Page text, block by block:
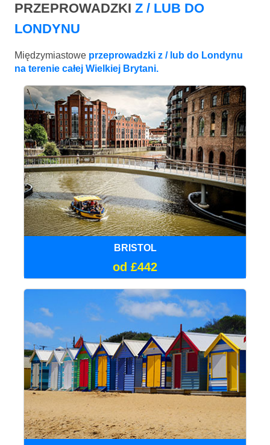
PRZEPROWADZKI Z / LUB DO
LONDYNU
Międzymiastowe przeprowadzki z / lub do Londynu
na terenie całej Wielkiej Brytani.
BRISTOL
od £442